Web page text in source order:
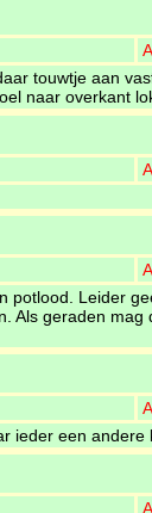
touwtje aan
naar overkant
Leider
Als geraden
ieder een andere